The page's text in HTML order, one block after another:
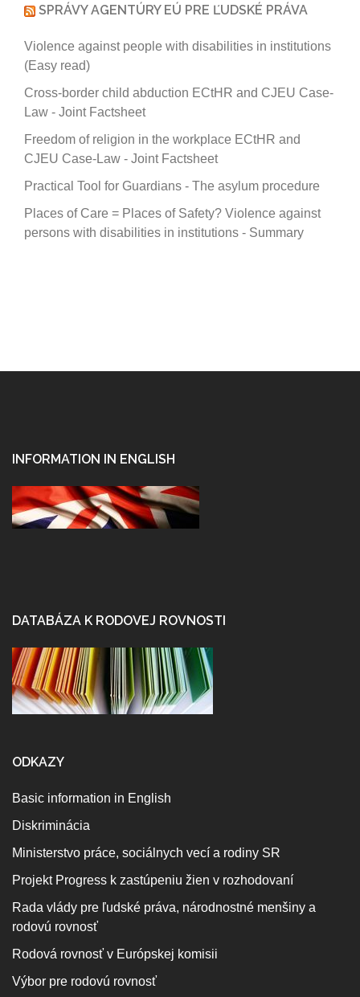
SPRÁVY AGENTÚRY EÚ PRE ĽUDSKÉ PRÁVA
Violence against people with disabilities in institutions
(Easy read)
Cross-border child abduction ECtHR and CJEU Case-
Law - Joint Factsheet
Freedom of religion in the workplace ECtHR and
CJEU Case-Law - Joint Factsheet
Practical Tool for Guardians - The asylum procedure
Places of Care = Places of Safety? Violence against
persons with disabilities in institutions - Summary
INFORMATION IN ENGLISH
DATABÁZA K RODOVEJ ROVNOSTI
ODKAZY
Basic information in English
Diskriminácia
Ministerstvo práce, sociálnych vecí a rodiny SR
Projekt Progress k zastúpeniu žien v rozhodovaní
Rada vlády pre ľudské práva, národnostné menšiny a
rodovú rovnosť
Rodová rovnosť v Európskej komisii
Výbor pre rodovú rovnosť